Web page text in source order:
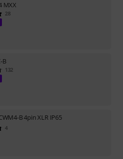
MXX
28
B
132
B 4pin XLR IP65
4